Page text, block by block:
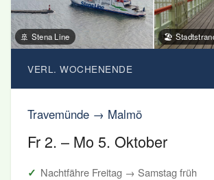
🚢 Stena Line 🏖️
VERL. WOCHENENDE
Travemünde → Malmö
Fr 2. – Mo 5. Oktober
Nachtfähre Freitag → Samstag früh